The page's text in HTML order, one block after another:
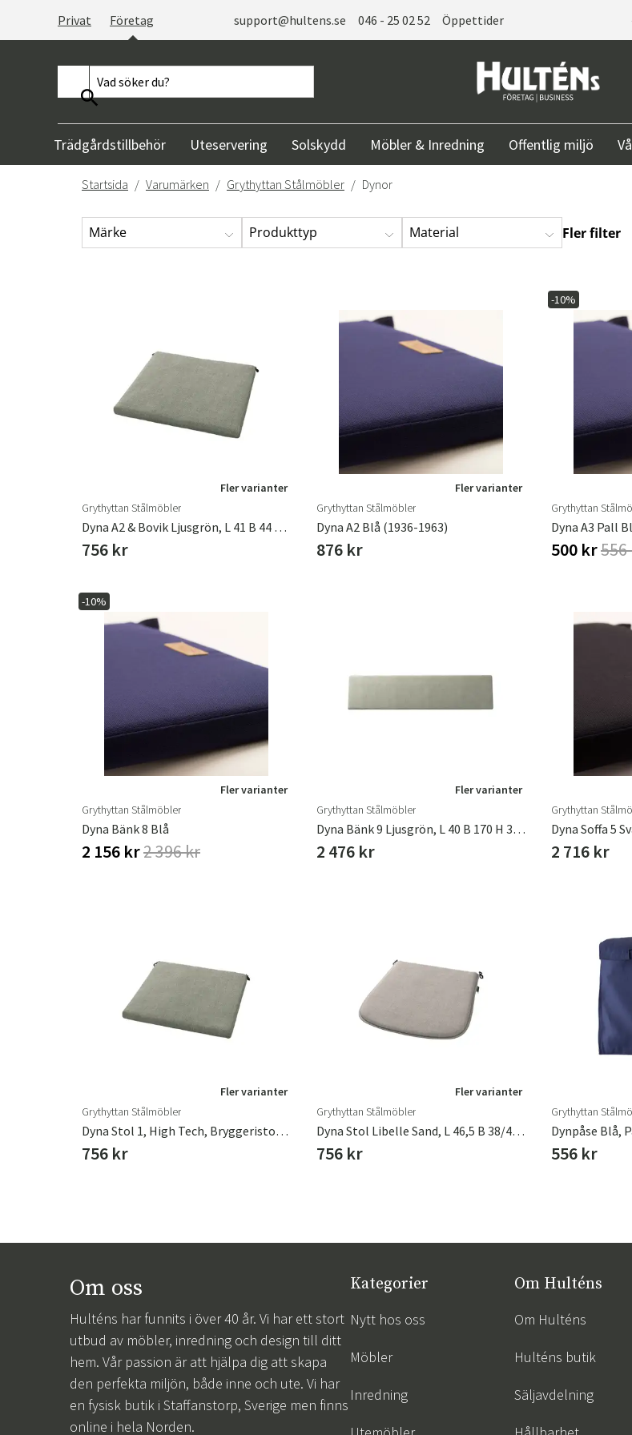
Privat Företag support@hultens.se 046 - 25 02 52 Öppettider
Trädgårdstillbehör Uteservering Solskydd Möbler & Inredning Offentlig miljö
Startsida Varumärken Grythyttan Stålmöbler Dynor
Märke Produkttyp Material Fler filter
Fler varianter
Grythyttan Stålmöbler
Dyna A2 & Bovik Ljusgrön, L 41 B 44 H 3 Cm
756 kr
Fler varianter
Grythyttan Stålmöbler
Dyna A2 Blå (1936-1963)
876 kr
-10%
Grythyttan
Dyna A3 Pall
500 kr556
-10%
Fler varianter
Grythyttan Stålmöbler
Dyna Bänk 8 Blå
2 156 kr2 396 kr
Fler varianter
Grythyttan Stålmöbler
Dyna Bänk 9 Ljusgrön, L 40 B 170 H 3 Cm
2 476 kr
Grythyttan
Dyna Soffa 5
2 716 kr
Fler varianter
Grythyttan Stålmöbler
Dyna Stol 1, High Tech, Bryggeristol Ljusgrön, L 37 B 39 H 3 Cm
756 kr
Fler varianter
Grythyttan Stålmöbler
Dyna Stol Libelle Sand, L 46,5 B 38/41 H 3 Cm
756 kr
Grythyttan
Dynpåse Blå,
556 kr
Om oss
Hulténs har funnits i över 40 år. Vi har ett stort
utbud av möbler, inredning och design till ditt
hem. Vår passion är att hjälpa dig att skapa
den perfekta miljön, både inne och ute. Vi har
en fysisk butik i Staffanstorp, Sverige men finns
online i hela Norden.
Kategorier
Nytt hos oss
Möbler
Inredning
Om Hulténs
Om Hulténs
Hulténs butik
Säljavdelning